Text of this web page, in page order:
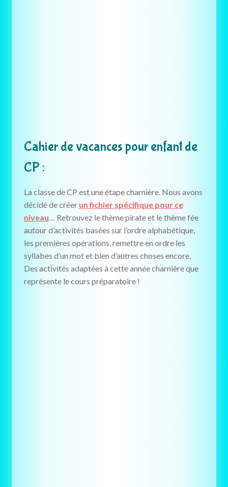
Cahier de vacances pour enfant de
CP :
La classe de CP est une étape charnière. Nous avons
décidé de créer un fichier spécifique pour ce
niveau… Retrouvez le thème pirate et le thème fée
autour d’activités basées sur l’ordre alphabétique,
les premières opérations, remettre en ordre les
syllabes d’un mot et bien d’autres choses encore.
Des activités adaptées à cette année charnière que
représente le cours préparatoire !